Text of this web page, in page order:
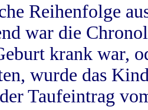
Reihenfolge
war die
krank war,
wurde das
Taufeintrag